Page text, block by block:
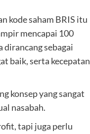
kode saham BRIS itu
mencapai 100
dirancang sebagai
baik, serta kecepatan
konsep yang sangat
nasabah.
tapi juga perlu